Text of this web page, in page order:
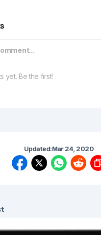
yet. Be the first!
Updated:Mar 24, 2020